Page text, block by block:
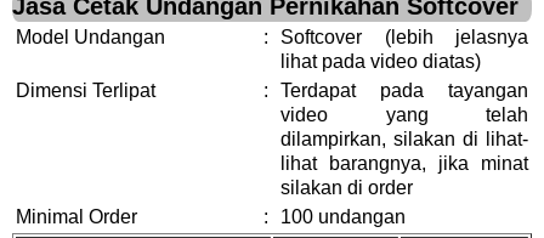
Jasa Cetak Undangan Pernikahan Softcover
Model Undangan :
Softcover (lebih jelasnya
lihat pada video diatas)
Dimensi Terlipat
:
Terdapat pada tayangan
video yang telah
dilampirkan, silakan di lihat-
lihat barangnya, jika minat
silakan di order
Minimal Order
:
100 undangan